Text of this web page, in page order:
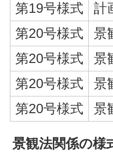
第19号様式
計
第20号様式
景
第20号様式
景
第20号様式
景
第20号様式
景
景観法関係の様